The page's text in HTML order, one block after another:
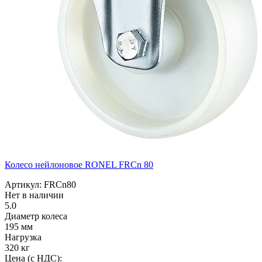
Колесо нейлоновое RONEL FRCn 80
Артикул: FRCn80
Нет в наличии
5.0
Диаметр колеса
195 мм
Нагрузка
320 кг
Цена (с НДС):